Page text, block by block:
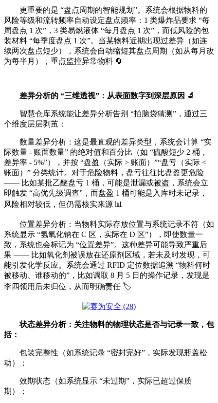
更重要的是 “盘点周期的智能规划”。系统会根据物料的
风险等级和流转频率自动设定盘点频率：1 类爆炸品要求 “每
周盘点 1 次”，3 类易燃液体 “每月盘点 1 次”，而低风险的包
装材料 “每季度盘点 1 次”。当某物料近期出现过差异（如连
续两次盘点短少），系统会自动缩短其盘点周期（如从每月改
为每半月），重点监控异常物料 🔄
差异分析的 “三维透视”：从表面数字到深层原因 🔬
智慧仓库系统能让差异分析告别 “拍脑袋猜测”，通过三
个维度层层剥茧：
数量差异分析：这是最直观的差异类型，系统会计算 “实
际数量 - 账面数量” 的绝对值和百分比（如 “硫酸短少 2 桶，
差异率 - 5%”），并按 “盘盈（实际 > 账面）”“盘亏（实际 <
账面）” 分类统计。对于危险物料，盘亏往往比盘盈更危险
—— 比如某批乙醚盘亏 1 桶，可能是泄漏或被盗，系统会立
即触发 “高优先级调查”，而盘盈 1 桶可能是入库时未记录，
风险相对较低，但仍需核实来源 📊
位置差异分析：当物料实际存放位置与系统记录不符（如
系统显示 “氢氧化钠在 C 区，实际在 D 区”），即使数量一
致，系统也会标记为 “位置差异”。这种差异可能导致严重后
果 —— 比如氧化剂被误放在还原剂区域，若未及时发现，可
能引发化学反应。系统会通过 RFID 定位数据追溯 “物料何时
被移动、谁移动的”，比如调取 8 月 5 日的操作记录，发现是
李四领用后未归位，从而明确责任 🏷️
状态差异分析：关注物料的物理状态是否与记录一致，包
括：
包装完整性（如系统记录 “密封完好”，实际发现瓶盖松
动）；
效期状态（如系统显示 “未过期”，实际已超过保质
期）；